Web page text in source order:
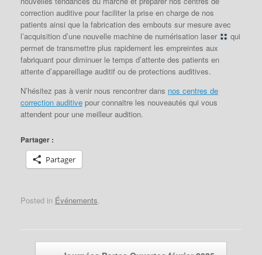
correction auditive pour faciliter la prise en charge de nos
patients ainsi que la fabrication des embouts sur mesure avec
l’acquisition d’une nouvelle machine de numérisation laser
qui
permet de transmettre plus rapidement les empreintes aux
fabriquant pour diminuer le temps d’attente des patients en
attente d’appareillage auditif ou de protections auditives.
N’hésitez pas à venir nous rencontrer dans nos centres de
correction auditive pour connaitre les nouveautés qui vous
attendent pour une meilleur audition.
Partager :
Partager
Posted in Événements.